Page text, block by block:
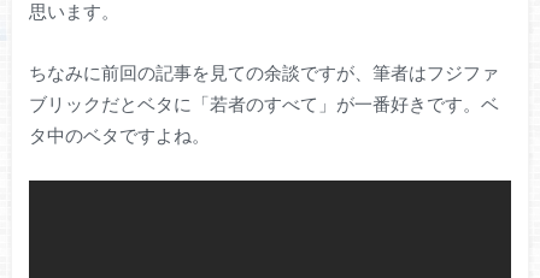
思います。
ちなみに前回の記事を見ての余談ですが、筆者はフジファ
ブリックだとベタに「若者のすべて」が一番好きです。ベ
タ中のベタですよね。